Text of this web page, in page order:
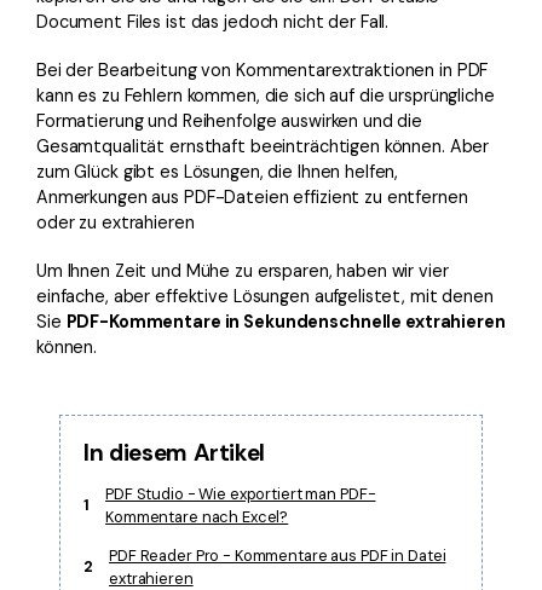
Download-Zentrum
Document Files ist das jedoch nicht der Fall.
Bei der Bearbeitung von Kommentarextraktionen in PDF
kann es zu Fehlern kommen, die sich auf die ursprüngliche
Formatierung und Reihenfolge auswirken und die
Gesamtqualität ernsthaft beeinträchtigen können. Aber
zum Glück gibt es Lösungen, die Ihnen helfen,
Anmerkungen aus PDF-Dateien effizient zu entfernen
oder zu extrahieren
Um Ihnen Zeit und Mühe zu ersparen, haben wir vier
einfache, aber effektive Lösungen aufgelistet, mit denen
Sie PDF-Kommentare in Sekundenschnelle extrahieren
können.
In diesem Artikel
1
PDF Studio - Wie exportiert man PDF-
Kommentare nach Excel?
2
PDF Reader Pro - Kommentare aus PDF in Datei
extrahieren